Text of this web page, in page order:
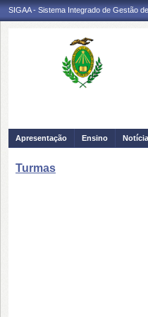
SIGAA - Sistema Integrado de Gestão
Apresentação Ensino
Turmas